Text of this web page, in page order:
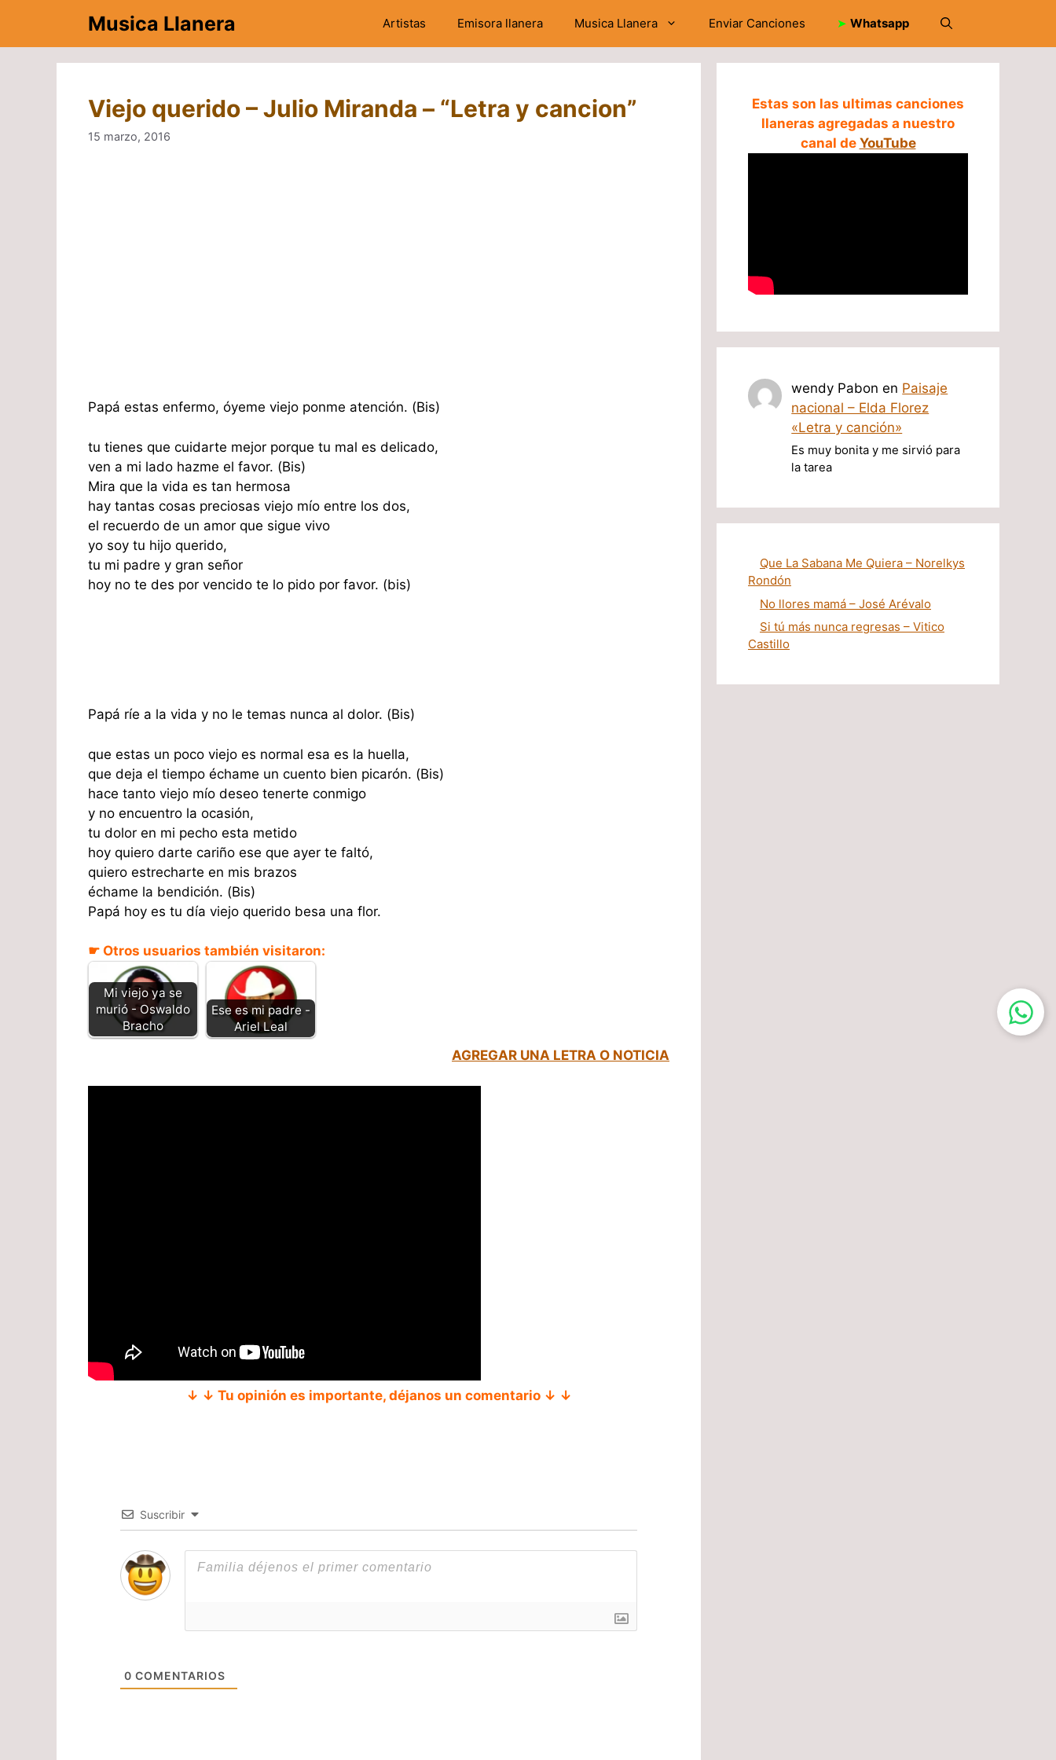
contenido
Musica Llanera Artistas Emisora llanera Musica Llanera Enviar Canciones ➤ Whatsapp
Viejo querido – Julio Miranda – “Letra y cancion”
15 marzo, 2016
Papá estas enfermo, óyeme viejo ponme atención. (Bis)
tu tienes que cuidarte mejor porque tu mal es delicado,
ven a mi lado hazme el favor. (Bis)
Mira que la vida es tan hermosa
hay tantas cosas preciosas viejo mío entre los dos,
el recuerdo de un amor que sigue vivo
yo soy tu hijo querido,
tu mi padre y gran señor
hoy no te des por vencido te lo pido por favor. (bis)
Papá ríe a la vida y no le temas nunca al dolor. (Bis)
que estas un poco viejo es normal esa es la huella,
que deja el tiempo échame un cuento bien picarón. (Bis)
hace tanto viejo mío deseo tenerte conmigo
y no encuentro la ocasión,
tu dolor en mi pecho esta metido
hoy quiero darte cariño ese que ayer te faltó,
quiero estrecharte en mis brazos
échame la bendición. (Bis)
Papá hoy es tu día viejo querido besa una flor.
☛ Otros usuarios también visitaron:
Mi viejo ya se
murió - Oswaldo
Bracho
Ese es mi padre -
Ariel Leal
AGREGAR UNA LETRA O NOTICIA
↓ ↓ Tu opinión es importante, déjanos un comentario ↓ ↓
Suscribir
0 COMENTARIOS
Estas son las ultimas canciones
llaneras agregadas a nuestro
canal de YouTube
wendy Pabon en Paisaje
nacional – Elda Florez
«Letra y canción»
Es muy bonita y me sirvió para
la tarea
Que La Sabana Me Quiera – Norelkys
Rondón
No llores mamá – José Arévalo
Si tú más nunca regresas – Vitico
Castillo